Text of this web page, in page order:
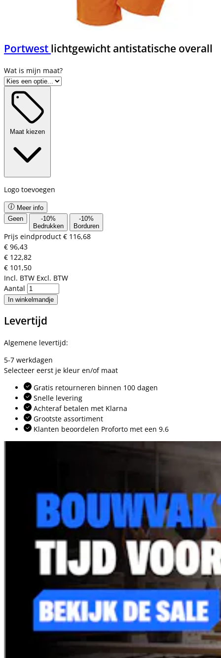
Portwest lichtgewicht antistatische overall
Maat kiezen
Logo toevoegen
Meer info
Geen
-10%
Bedrukken
-10%
Borduren
Prijs eindproduct € 116,68
€ 96,43
€ 122,82
€ 101,50
Incl. BTW Excl. BTW
Aantal
In winkelmandje
Levertijd
Algemene levertijd:
5-7 werkdagen
Selecteer eerst je kleur en/of maat
Gratis retourneren binnen 100 dagen
Snelle levering
Achteraf betalen met Klarna
Grootste assortiment
Klanten beoordelen Proforto met een 9.6